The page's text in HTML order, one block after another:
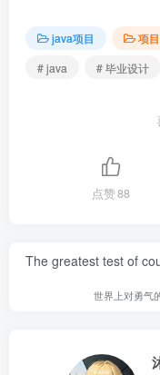
java项目
项
# java
# 毕业设计
点赞88
The greatest test of
世界上对勇气